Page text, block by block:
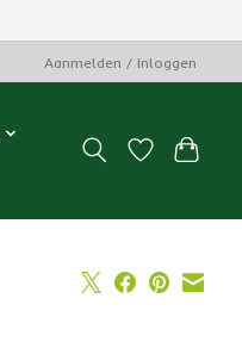
Aanmelden / Inloggen